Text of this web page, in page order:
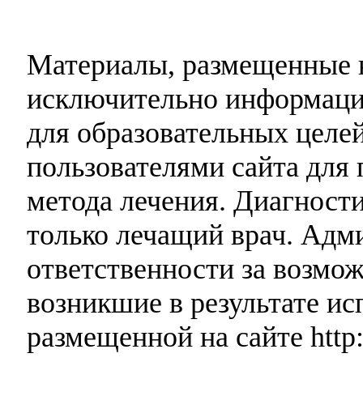
Материалы, размещенные
исключительно
для образовательных
пользователями сайта
метода лечения.
только лечащий врач.
ответственности за
возникшие в результате
размещенной на сайте